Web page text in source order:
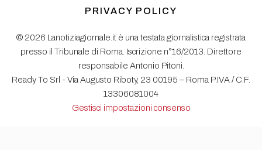
PRIVACY POLICY
© 2026 Lanotiziagiornale.it è una testata giornalistica registrata
presso il Tribunale di Roma. Iscrizione n°16/2013. Direttore
responsabile Antonio Pitoni.
Ready To Srl - Via Augusto Riboty, 23 00195 – Roma P.IVA / C.F.
13306081004
Gestisci impostazioni consenso